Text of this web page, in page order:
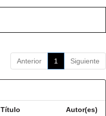
Anterior 1 Siguiente
Título Autor(es)